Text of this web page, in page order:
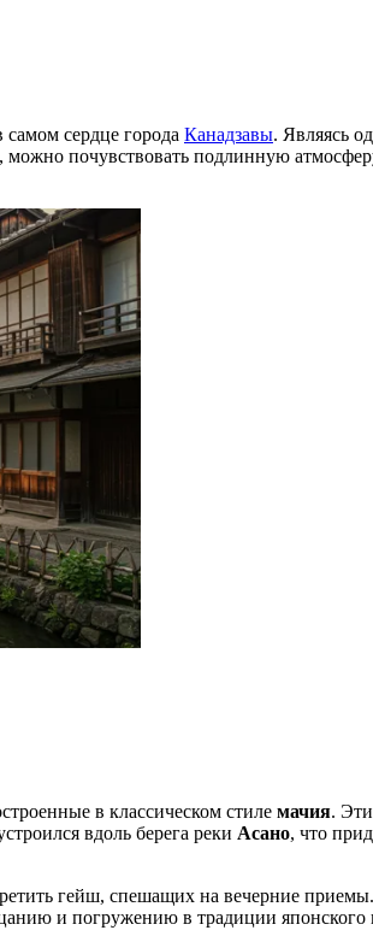
сердце города Канадзавы. Являясь
почувствовать подлинную
в классическом стиле мачия.
вдоль берега реки Асано, что
гейш, спешащих на вечерние
и погружению в традиции японского